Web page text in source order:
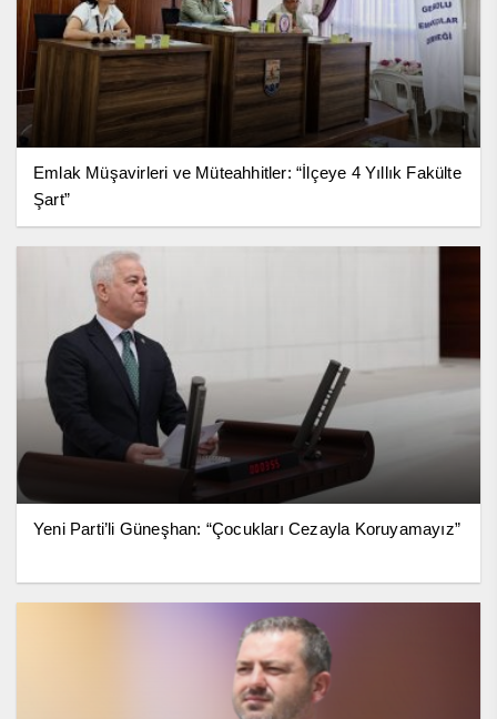
Emlak Müşavirleri ve Müteahhitler: “İlçeye 4 Yıllık Fakülte
Şart”
Yeni Parti’li Güneşhan: “Çocukları Cezayla Koruyamayız”